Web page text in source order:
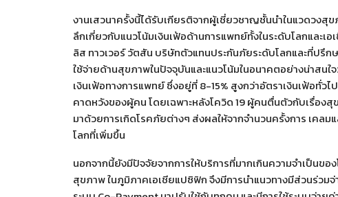
งานเสวนาครั้งนี้ได้รับเกียรติจากผู้เชี่ยวชาญชั้นนำในแวดวงสุ
ลึกเกี่ยวกับแนวโน้มเงินเฟ้อด้านการแพทย์ทั้งในระดับโลกและ
ลิส ทาวเวอร์ วัตสัน บริษัทตัวแทนประกันภัยระดับโลกและที่ปรึ
ใช้จ่ายด้านสุขภาพในปัจจุบันและแนวโน้มในอนาคตอย่างน่าส
เงินเฟ้อทางการแพทย์ ซึ่งอยู่ที่ 8-15% สูงกว่าอัตราเงินเฟ้อทั่ว
คาดหวังของผู้คน โดยเฉพาะหลังโควิด 19 ผู้คนตื่นตัวกับเรื่อง
มาด้วยการเกิดโรคภัยต่างๆ ส่งผลให้จากจำนวนครั้งการ เคล
โลกที่เพิ่มขึ้น
นอกจากนี้ยังมีปัจจัยจากการให้บริการที่มากเกินความจำเป็นข
สุขภาพ ในภูมิภาคเอเชียแปซิฟิก จึงมีการนำแนวทางมีส่วนร่วม